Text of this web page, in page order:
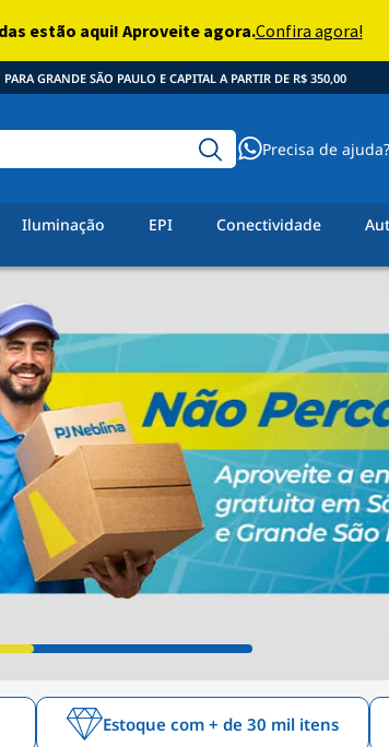
PARA GRANDE SÃO PAULO E CAPITAL A PARTIR DE R$ 350,00
Precisa de ajuda?
Iluminação EPI Conectividade
Estoque com + de 30 mil itens